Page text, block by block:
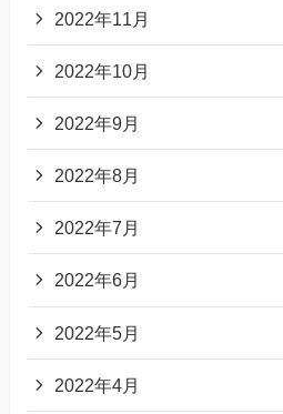
2022年11月
2022年10月
2022年9月
2022年8月
2022年7月
2022年6月
2022年5月
2022年4月